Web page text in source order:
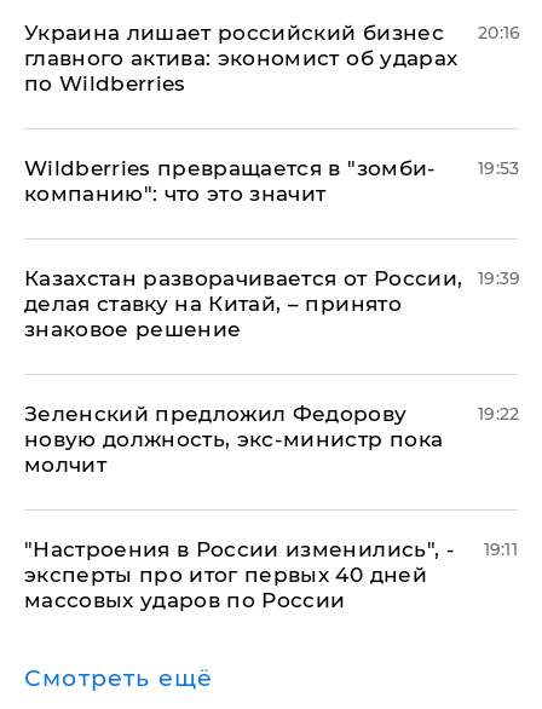
​Украина лишает российский бизнес
главного актива: экономист об ударах
по Wildberries
20:16
Wildberries превращается в "зомби-
компанию": что это значит
19:53
Казахстан разворачивается от России,
делая ставку на Китай, – принято
знаковое решение
19:39
Зеленский предложил Федорову
новую должность, экс-министр пока
молчит
19:22
"Настроения в России изменились", -
эксперты про итог первых 40 дней
массовых ударов по России
19:11
Смотреть ещё